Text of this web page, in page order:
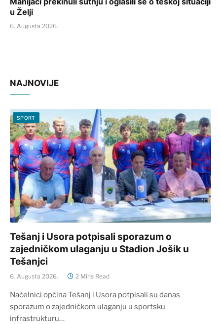
u Želji
6. Augusta 2026.
NAJNOVIJE
SPORT
Tešanj i Usora potpisali sporazum o
zajedničkom ulaganju u Stadion Jošik u
Tešanjci
6. Augusta 2026. 2 Mins Read
Načelnici općina Tešanj i Usora potpisali su danas
sporazum o zajedničkom ulaganju u sportsku
infrastrukturu…